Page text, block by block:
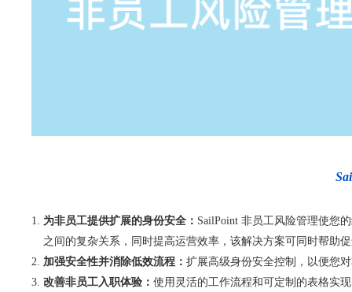
为非员工提供扩展的身份安全： SailPoint 非员工风险管理使您
之间的复杂关系，同时提高运营效率，该解决方案可同时帮助
加强安全性并消除低效流程： 扩展高级身份安全控制，以便您
改善非员工入职体验： 使用灵活的工作流程和可定制的表格实